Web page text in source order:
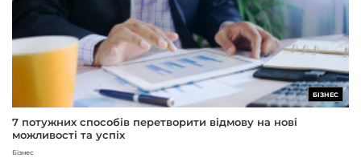
БІЗНЕС
7 потужних способів перетворити відмову на нові
можливості та успіх
Бізнес